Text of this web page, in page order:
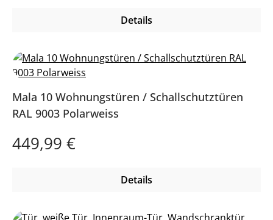
Details
Mala 10 Wohnungstüren / Schallschutztüren
RAL 9003 Polarweiss
Regulärer Preis:
449,99 €
Details